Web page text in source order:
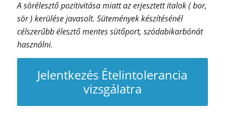
A sörélesztő pozitivitása miatt az erjesztett italok ( bor,
sör ) kerülése javasolt. Sütemények készítésénél
célszerűbb élesztő mentes sütőport, szódabikarbónát
használni.
Jelentkezés Ételintolerancia
vizsgálatra